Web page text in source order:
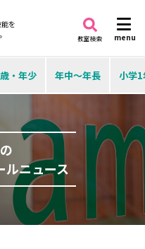
能を
menu
教室検索
・年少 年中～年長 小学
ルニュース